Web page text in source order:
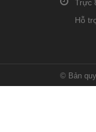
Trực
Hỗ
© Bản